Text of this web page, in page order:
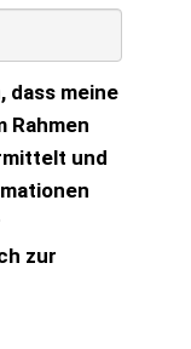
dass meine
Rahmen
und
zur